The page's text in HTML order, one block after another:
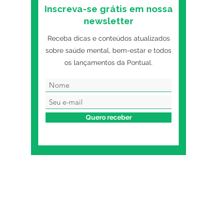
Inscreva-se grátis em nossa
newsletter
Receba dicas e conteúdos atualizados
sobre saúde mental, bem-estar e todos
os lançamentos da Pontual.
Quero receber